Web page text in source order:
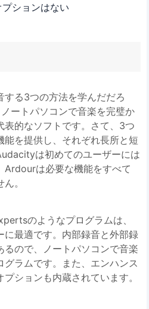
ションはない
る3つの方法を学んだだろ
ートパソコンで音楽を完璧か
表的なソフトです。さて、3つ
を提供し、それぞれ長所と短
は初めてのユーザーには
Ardourは必要な機能をすべて
。
のようなプログラムは、
に最適です。内部録音と外部録
ので、ノートパソコンで音楽
グラムです。また、エンハンス
ションも内蔵されています。